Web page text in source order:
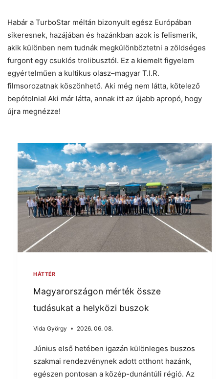
Habár a TurboStar méltán bizonyult egész Európában
sikeresnek, hazájában és hazánkban azok is felismerik,
akik különben nem tudnák megkülönböztetni a zöldséges
furgont egy csuklós trolibusztól. Ez a kiemelt figyelem
egyértelműen a kultikus olasz–magyar T.I.R.
filmsorozatnak köszönhető. Aki még nem látta, kötelező
bepótolnia! Aki már látta, annak itt az újabb apropó, hogy
újra megnézze!
HÁTTÉR
Magyarországon mérték össze
tudásukat a helyközi buszok
Vida György 2026. 06. 08.
Június első hetében igazán különleges buszos
szakmai rendezvénynek adott otthont hazánk,
egészen pontosan a közép-dunántúli régió. Az